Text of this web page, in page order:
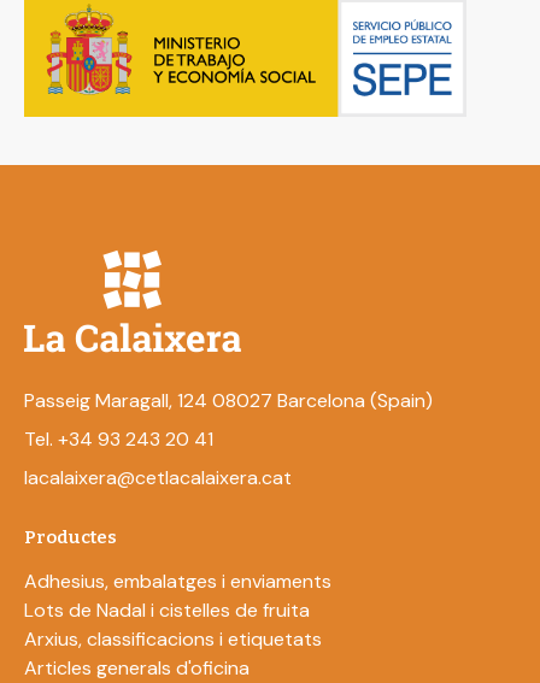
Passeig Maragall, 124 08027 Barcelona (Spain)
Tel. +34 93 243 20 41
lacalaixera@cetlacalaixera.cat
Productes
Adhesius, embalatges i enviaments
Lots de Nadal i cistelles de fruita
Arxius, classificacions i etiquetats
Articles generals d'oficina